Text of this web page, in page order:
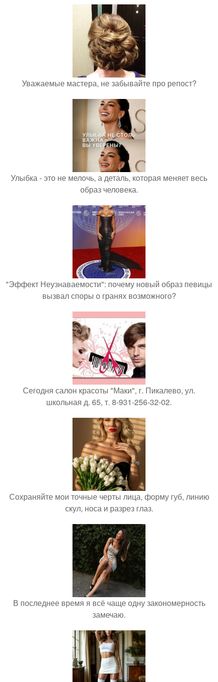
Уважаемые мастера, не забывайте про репост?
Улыбка - это не мелочь, а деталь, которая меняет весь
образ человека.
"Эффект Неузнаваемости": почему новый образ певицы
вызвал споры о гранях возможного?
Сегодня салон красоты "Маки", г. Пикалево, ул.
школьная д. 65, т. 8-931-256-32-02.
Сохраняйте мои точные черты лица, форму губ, линию
скул, носа и разрез глаз.
В последнее время я всё чаще одну закономерность
замечаю.